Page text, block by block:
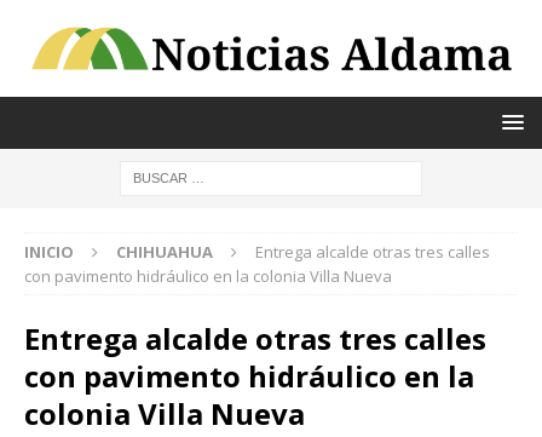
INICIO CHIHUAHUA
Entrega alcalde otras tres calles
con pavimento hidráulico en la colonia Villa Nueva
Entrega alcalde otras tres calles
con pavimento hidráulico en la
colonia Villa Nueva